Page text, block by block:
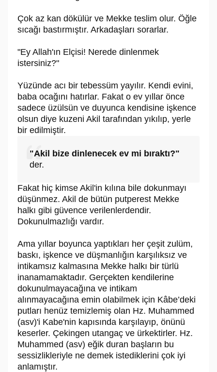
Çok az kan dökülür ve Mekke teslim olur. Öğle
sıcağı bastırmıştır. Arkadaşları sorarlar.
"Ey Allah'ın Elçisi! Nerede dinlenmek
istersiniz?"
Yüzünde acı bir tebessüm yayılır. Kendi evini,
baba ocağını hatırlar. Fakat o ev yıllar önce
sadece üzülsün ve duyunca kendisine işkence
olsun diye kuzeni Akil tarafından yıkılıp, yerle
bir edilmiştir.
"Akil bize dinlenecek ev mi bıraktı?"
der.
Fakat hiç kimse Akil'in kılına bile dokunmayı
düşünmez. Akil de bütün putperest Mekke
halkı gibi güvence verilenlerdendir.
Dokunulmazlığı vardır.
Ama yıllar boyunca yaptıkları her çeşit zulüm,
baskı, işkence ve düşmanlığın karşılıksız ve
intikamsız kalmasına Mekke halkı bir türlü
inanamamaktadır. Gerçekten kendilerine
dokunulmayacağına ve intikam
alınmayacağına emin olabilmek için Kâbe’deki
putları henüz temizlemiş olan Hz. Muhammed
(asv)'i Kabe'nin kapısında karşılayıp, önünü
keserler. Çekingen utangaç ve ürkektirler. Hz.
Muhammed (asv) eğik duran başların bu
sessizlikleriyle ne demek istediklerini çok iyi
anlamıştır.